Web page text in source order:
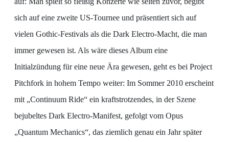
sich auf eine zweite US-Tournee und präsentiert sich auf
vielen Gothic-Festivals als die Dark Electro-Macht, die man
immer gewesen ist. Als wäre dieses Album eine
Initialzündung für eine neue Ära gewesen, geht es bei Project
Pitchfork in hohem Tempo weiter: Im Sommer 2010 erscheint
mit „Continuum Ride“ ein kraftstrotzendes, in der Szene
bejubeltes Dark Electro-Manifest, gefolgt vom Opus
„Quantum Mechanics“, das ziemlich genau ein Jahr später